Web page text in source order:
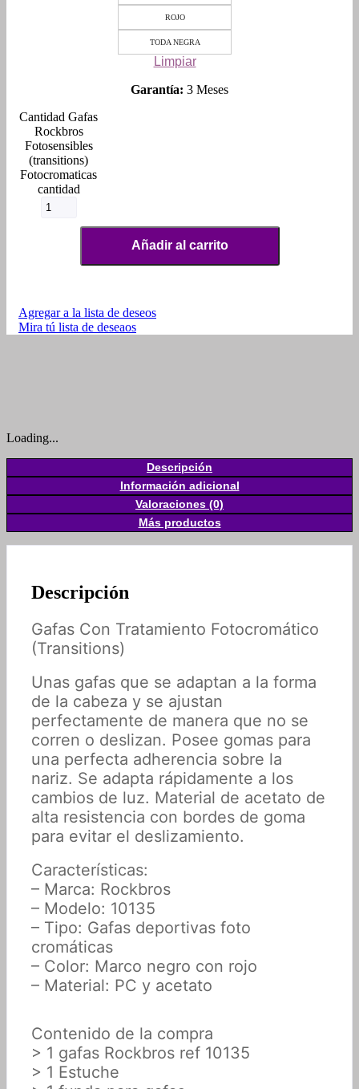
ROJO
TODA NEGRA
Limpiar
Garantía: 3 Meses
Gafas
Rockbros
Fotosensibles
(transitions)
Fotocromaticas
cantidad
Añadir al carrito
Agregar a la lista de deseos
Mira tú lista de deseaos
Loading...
Descripción
Información adicional
Valoraciones (0)
Más productos
Descripción
Gafas Con Tratamiento Fotocromático
(Transitions)
Unas gafas que se adaptan a la forma
de la cabeza y se ajustan
perfectamente de manera que no se
corren o deslizan. Posee gomas para
una perfecta adherencia sobre la
nariz. Se adapta rápidamente a los
cambios de luz. Material de acetato de
alta resistencia con bordes de goma
para evitar el deslizamiento.
Características:
– Marca: Rockbros
– Modelo: 10135
– Tipo: Gafas deportivas foto
cromáticas
– Color: Marco negro con rojo
– Material: PC y acetato
Contenido de la compra
> 1 gafas Rockbros ref 10135
> 1 Estuche